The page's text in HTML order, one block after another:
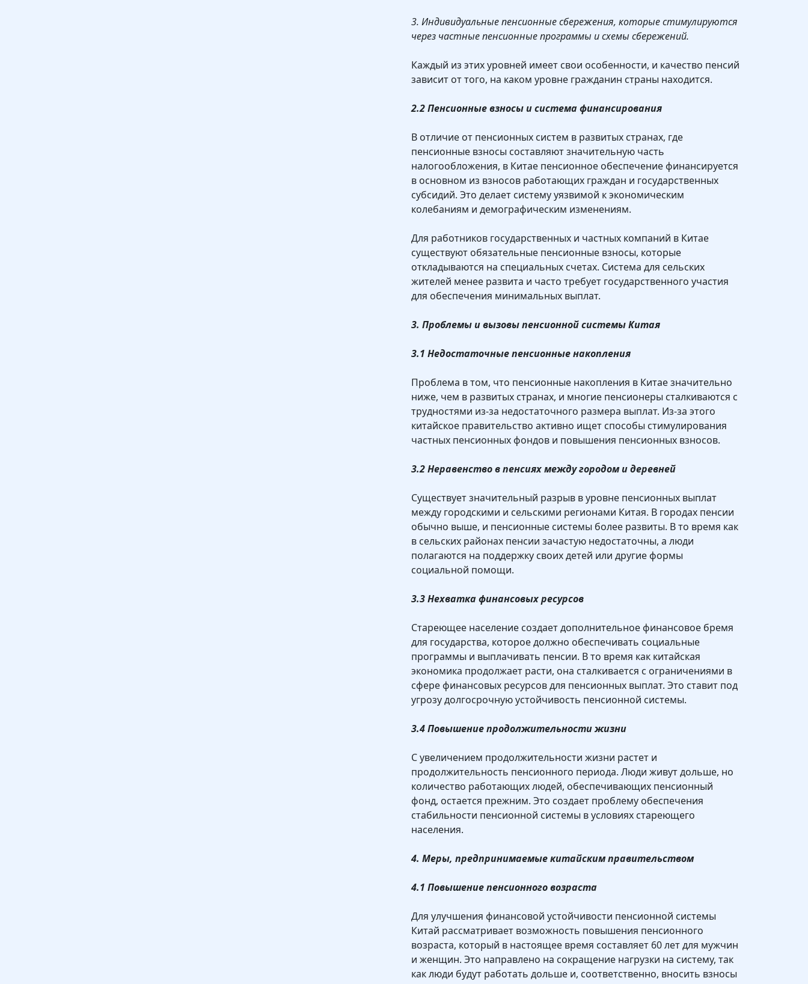
3. Индивидуальные пенсионные сбережения, которые стимулируются
через частные пенсионные программы и схемы сбережений.
Каждый из этих уровней имеет свои особенности, и качество пенсий
зависит от того, на каком уровне гражданин страны находится.
2.2 Пенсионные взносы и система финансирования
В отличие от пенсионных систем в развитых странах, где
пенсионные взносы составляют значительную часть
налогообложения, в Китае пенсионное обеспечение финансируется
в основном из взносов работающих граждан и государственных
субсидий. Это делает систему уязвимой к экономическим
колебаниям и демографическим изменениям.
Для работников государственных и частных компаний в Китае
существуют обязательные пенсионные взносы, которые
откладываются на специальных счетах. Система для сельских
жителей менее развита и часто требует государственного участия
для обеспечения минимальных выплат.
3. Проблемы и вызовы пенсионной системы Китая
3.1 Недостаточные пенсионные накопления
Проблема в том, что пенсионные накопления в Китае значительно
ниже, чем в развитых странах, и многие пенсионеры сталкиваются с
трудностями из-за недостаточного размера выплат. Из-за этого
китайское правительство активно ищет способы стимулирования
частных пенсионных фондов и повышения пенсионных взносов.
3.2 Неравенство в пенсиях между городом и деревней
Существует значительный разрыв в уровне пенсионных выплат
между городскими и сельскими регионами Китая. В городах пенсии
обычно выше, и пенсионные системы более развиты. В то время как
в сельских районах пенсии зачастую недостаточны, а люди
полагаются на поддержку своих детей или другие формы
социальной помощи.
3.3 Нехватка финансовых ресурсов
Стареющее население создает дополнительное финансовое бремя
для государства, которое должно обеспечивать социальные
программы и выплачивать пенсии. В то время как китайская
экономика продолжает расти, она сталкивается с ограничениями в
сфере финансовых ресурсов для пенсионных выплат. Это ставит под
угрозу долгосрочную устойчивость пенсионной системы.
3.4 Повышение продолжительности жизни
С увеличением продолжительности жизни растет и
продолжительность пенсионного периода. Люди живут дольше, но
количество работающих людей, обеспечивающих пенсионный
фонд, остается прежним. Это создает проблему обеспечения
стабильности пенсионной системы в условиях стареющего
населения.
4. Меры, предпринимаемые китайским правительством
4.1 Повышение пенсионного возраста
Для улучшения финансовой устойчивости пенсионной системы
Китай рассматривает возможность повышения пенсионного
возраста, который в настоящее время составляет 60 лет для мужчин
и женщин. Это направлено на сокращение нагрузки на систему, так
как люди будут работать дольше и, соответственно, вносить взносы